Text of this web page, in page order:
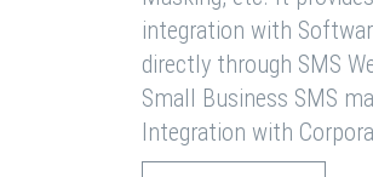
integration with
directly through SMS
Small Business SMS
Integration with